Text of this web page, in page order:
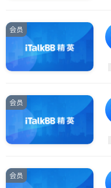
会员
会员
会员